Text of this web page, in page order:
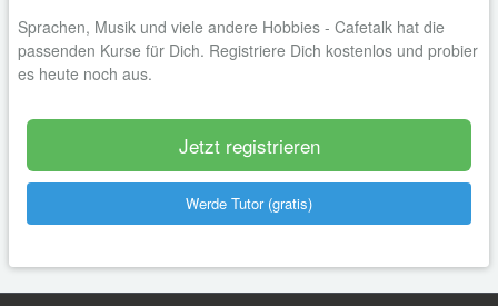
Sprachen, Musik und viele andere Hobbies - Cafetalk hat die
passenden Kurse für Dich. Registriere Dich kostenlos und probier
es heute noch aus.
Jetzt registrieren
Werde Tutor (gratis)